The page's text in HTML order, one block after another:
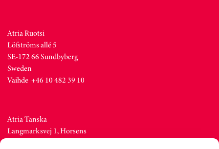
Atria Ruotsi
Löfströms allé 5
SE-172 66 Sundbyberg
Sweden
Vaihde +46 10 482 39 10
Atria Tanska
Langmarksvej 1, Horsens